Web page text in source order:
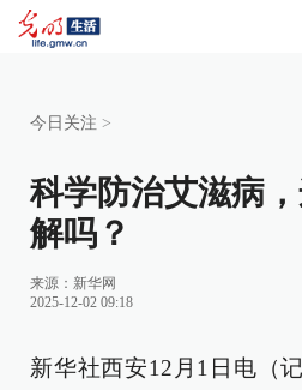
今日关注 >
科学防治艾滋病
解吗？
来源： 新华网
2025-12-02 09:18
新华社西安12月1日电（